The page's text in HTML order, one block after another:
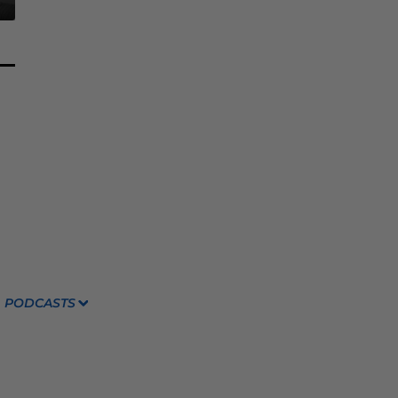
PODCASTS